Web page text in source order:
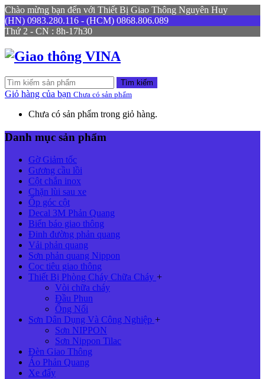
Chào mừng bạn đến với Thiết Bị Giao Thông Nguyên Huy
(HN) 0983.280.116 - (HCM) 0868.806.089
Thứ 2 - CN : 8h-17h30
Tìm kiếm
Giỏ hàng của bạn Chưa có sản phẩm
Chưa có sản phẩm trong giỏ hàng.
Danh mục sản phẩm
Gờ Giảm tốc
Gương cầu lồi
Cột chắn inox
Chặn lùi sau xe
Ốp góc cột
Decal 3M Phản Quang
Biển báo giao thông
Đinh đường phản quang
Vải phản quang
Sơn phản quang Nippon
Cọc tiêu giao thông
Thiết Bị Phòng Cháy Chữa Cháy +
Vòi chữa cháy
Đầu Phun
Ống Nối
Sơn Dân Dụng Và Công Nghiệp +
Sơn NIPPON
Sơn Nippon Tilac
Đèn Giao Thông
Áo Phản Quang
Xe đẩy